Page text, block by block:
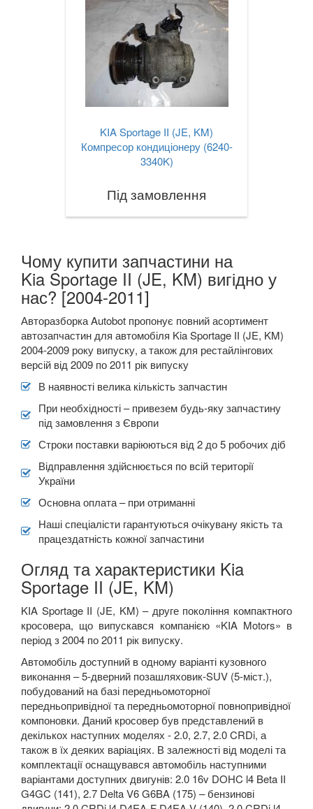
KIA Sportage II (JE, KM)
Компресор кондиціонеру (6240-
3340K)
Під замовлення
Чому купити запчастини на
Kia Sportage II (JE, KM) вигідно у
нас? [2004-2011]
Авторазборка Autobot пропонує повний асортимент
автозапчастин для автомобіля Kia Sportage ІІ (JE, KM)
2004-2009 року випуску, а також для рестайлінгових
версій від 2009 по 2011 рік випуску
В наявності велика кількість запчастин
При необхідності – привезем будь-яку запчастину
під замовлення з Європи
Строки поставки варіюються від 2 до 5 робочих діб
Відправлення здійснюється по всій території
України
Основна оплата – при отриманні
Наші спеціалісти гарантуються очікувану якість та
працездатність кожної запчастини
Огляд та характеристики Kia
Sportage II (JE, KM)
KIA Sportage II (JE, KM) – друге покоління компактного
кросовера, що випускався компанією «KIA Motors» в
період з 2004 по 2011 рік випуску.
Автомобіль доступний в одному варіанті кузовного
виконання – 5-дверний позашляховик-SUV (5-міст.),
побудований на базі передньомоторної
передньопривідної та передньомоторної повнопривідної
компоновки. Даний кросовер був представлений в
декількох наступних моделях - 2.0, 2.7, 2.0 CRDi, а
також в їх деяких варіаціях. В залежності від моделі та
комплектації оснащувався автомобіль наступними
варіантами доступних двигунів: 2.0 16v DOHC l4 Beta II
G4GC (141), 2.7 Delta V6 G6BA (175) – бензинові